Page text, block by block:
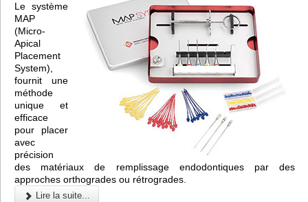
Le système
MAP
(Micro-
Apical
Placement
System),
fournit une
méthode
unique et
efficace
pour placer
avec
précision
des matériaux de remplissage endodontiques par des
approches orthogrades ou rétrogrades.
Lire la suite...